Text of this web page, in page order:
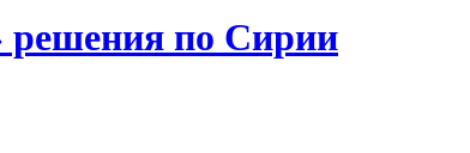
решения по Сирии